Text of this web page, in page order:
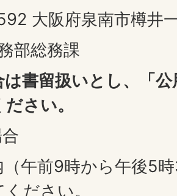
大阪府泉南市樽井
部総務課
書留扱いとし、「
さい。
（午前9時から午後5
ださい。